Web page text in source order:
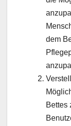
dem
Bettes